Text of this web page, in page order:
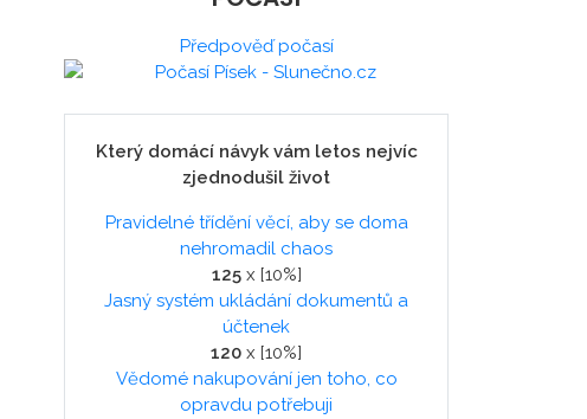
Předpověď počasí
Který domácí návyk vám letos nejvíc
zjednodušil život
Pravidelné třídění věcí, aby se doma
nehromadil chaos
125x [10%]
Jasný systém ukládání dokumentů a
účtenek
120 x [10%]
Vědomé nakupování jen toho, co
opravdu potřebuji